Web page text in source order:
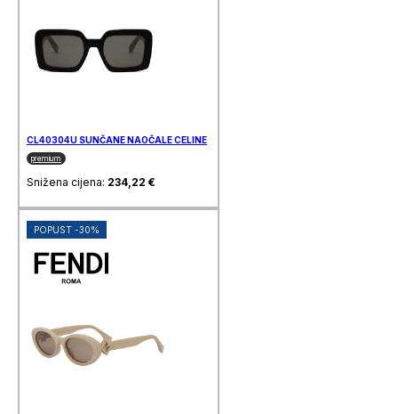
CL40304U SUNČANE NAOČALE CELINE
premium
Snižena cijena: 234,22 €
POPUST -30%